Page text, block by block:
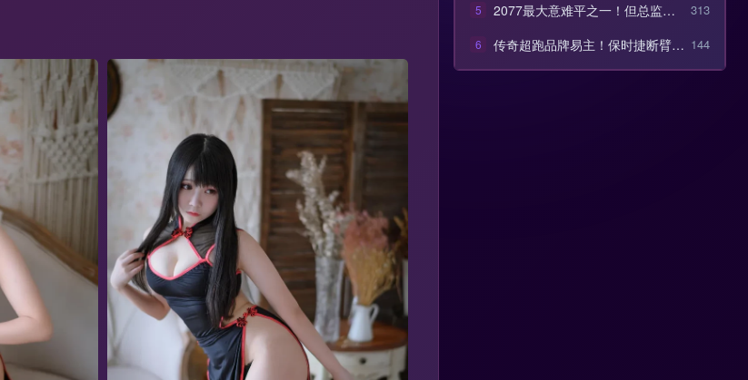
5
2077最大意难平之一！但总监觉
313
6
传奇超跑品牌易主！保时捷断臂求
生：70亿卖掉布加迪
144